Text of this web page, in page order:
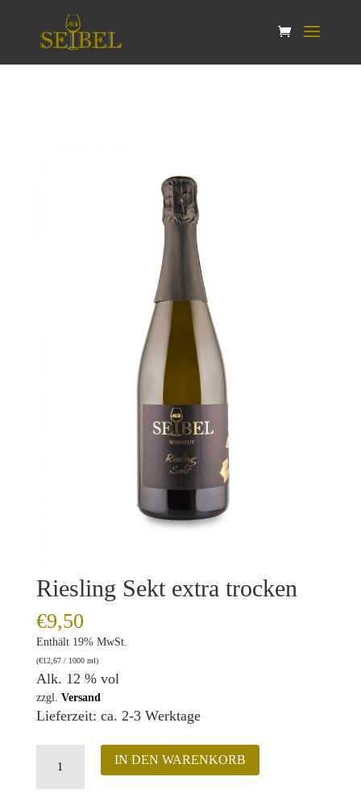
Riesling Sekt extra trocken
€9,50
Enthält 19% MwSt.
(€12,67/ 1000 ml)
Alk. 12 % vol
zzgl. Versand
Lieferzeit: ca. 2-3 Werktage
Sekt
extra
IN DEN WARENKORB